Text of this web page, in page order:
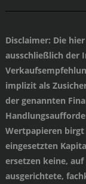
Disclaimer: Die
ausschließlich der
implizit als
der genannten
Wertpapieren
eingesetzten
ersetzen keine,
ausgerichtete,